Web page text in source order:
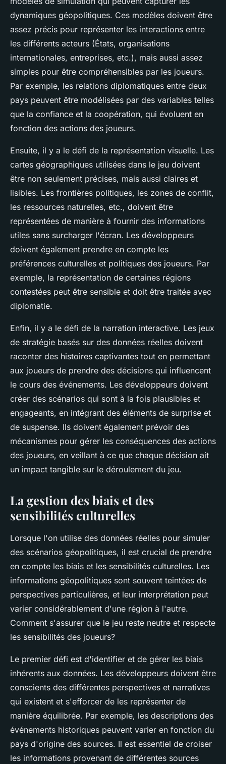
dynamiques géopolitiques. Ces modèles doivent être
assez précis pour représenter les interactions entre
les différents acteurs (États, organisations
internationales, entreprises, etc.), mais aussi assez
simples pour être compréhensibles par les joueurs.
Par exemple, les relations diplomatiques entre deux
pays peuvent être modélisées par des variables telles
que la confiance et la coopération, qui évoluent en
fonction des actions des joueurs.
Ensuite, il y a le défi de la représentation visuelle. Les
cartes géographiques utilisées dans le jeu doivent
être non seulement précises, mais aussi claires et
lisibles. Les frontières politiques, les zones de conflit,
les ressources naturelles, etc., doivent être
représentées de manière à fournir des informations
utiles sans surcharger l'écran. Les développeurs
doivent également prendre en compte les
préférences culturelles et politiques des joueurs. Par
exemple, la représentation de certaines régions
contestées peut être sensible et doit être traitée avec
diplomatie.
Enfin, il y a le défi de la narration interactive. Les jeux
de stratégie basés sur des données réelles doivent
raconter des histoires captivantes tout en permettant
aux joueurs de prendre des décisions qui influencent
le cours des événements. Les développeurs doivent
créer des scénarios qui sont à la fois plausibles et
engageants, en intégrant des éléments de surprise et
de suspense. Ils doivent également prévoir des
mécanismes pour gérer les conséquences des actions
des joueurs, en veillant à ce que chaque décision ait
un impact tangible sur le déroulement du jeu.
La gestion des biais et des
sensibilités culturelles
Lorsque l'on utilise des données réelles pour simuler
des scénarios géopolitiques, il est crucial de prendre
en compte les biais et les sensibilités culturelles. Les
informations géopolitiques sont souvent teintées de
perspectives particulières, et leur interprétation peut
varier considérablement d'une région à l'autre.
Comment s'assurer que le jeu reste neutre et respecte
les sensibilités des joueurs?
Le premier défi est d'identifier et de gérer les biais
inhérents aux données. Les développeurs doivent être
conscients des différentes perspectives et narratives
qui existent et s'efforcer de les représenter de
manière équilibrée. Par exemple, les descriptions des
événements historiques peuvent varier en fonction du
pays d'origine des sources. Il est essentiel de croiser
les informations provenant de différentes sources